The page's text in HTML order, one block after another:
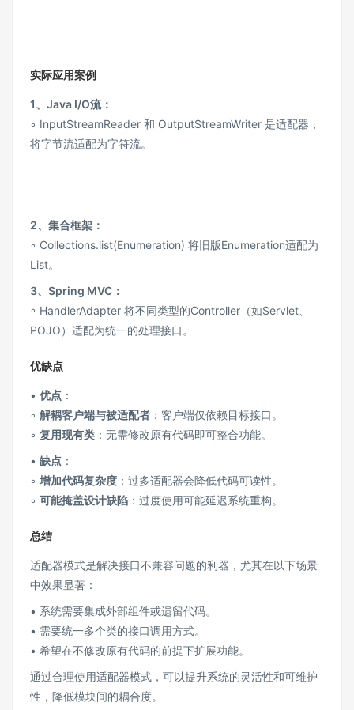
实际应用案例
1、Java I/O流：
◦ InputStreamReader 和 OutputStreamWriter 是适配器，
将字节流适配为字符流。
2、集合框架：
◦ Collections.list(Enumeration) 将旧版Enumeration适配为
List。
3、Spring MVC：
◦ HandlerAdapter 将不同类型的Controller（如Servlet、
POJO）适配为统一的处理接口。
优缺点
• 优点 ：
◦ 解耦客户端与被适配者 ：客户端仅依赖目标接口。
◦ 复用现有类 ：无需修改原有代码即可整合功能。
• 缺点 ：
◦ 增加代码复杂度 ：过多适配器会降低代码可读性。
◦ 可能掩盖设计缺陷 ：过度使用可能延迟系统重构。
总结
适配器模式是解决接口不兼容问题的利器，尤其在以下场景
中效果显著：
• 系统需要集成外部组件或遗留代码。
• 需要统一多个类的接口调用方式。
• 希望在不修改原有代码的前提下扩展功能。
通过合理使用适配器模式，可以提升系统的灵活性和可维护
性，降低模块间的耦合度。